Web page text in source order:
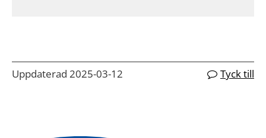
Uppdaterad 2025-03-12 Tyck till